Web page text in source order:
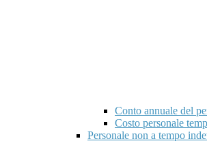
Conto annuale del
Costo personale
Personale non a tempo